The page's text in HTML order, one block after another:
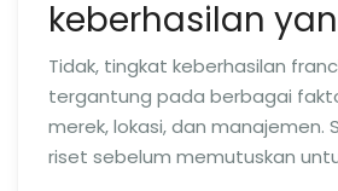
keberhasilan
Tidak, tingkat keberhasilan
tergantung pada berbagai
merek, lokasi, dan manajemen.
riset sebelum memutuskan